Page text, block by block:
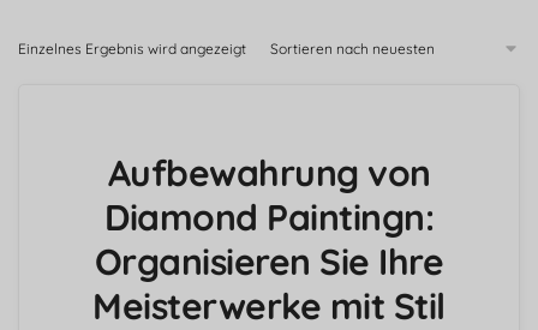
Einzelnes Ergebnis wird angezeigt
Aufbewahrung von
Diamond Paintingn:
Organisieren Sie Ihre
Meisterwerke mit Stil